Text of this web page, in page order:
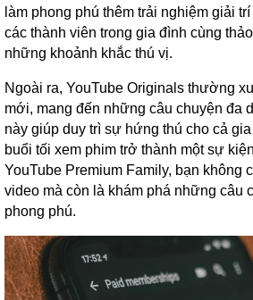
làm phong phú thêm trải nghiệm giải
các thành viên trong gia đình cùng
những khoảnh khắc thú vị.
Ngoài ra, YouTube Originals thường
mới, mang đến những câu chuyện đa
này giúp duy trì sự hứng thú cho cả
buổi tối xem phim trở thành một sự
YouTube Premium Family, bạn không
video mà còn là khám phá những câu
phong phú.